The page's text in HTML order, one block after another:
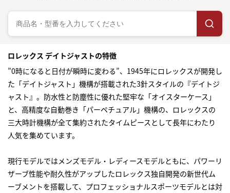
ロレックス デイトジャストの特徴
”0時になると日付が瞬時に変わる”、1945年にロレックスが開発し
た「デイトジャスト」機構が搭載された3針スタイルの『デイトジ
ャスト』。防水性と防塵性に優れた堅牢な「オイスターケース」
と、高精度な自動巻き「パーペチュアル」機構の、ロレックスの
三大時計機構が全て集約されたタイムピースとして長年にわたり
人気を集めています。
現行モデルではメンズモデル・レディースモデルともに、パワーリ
ザーブ性能や耐久性がアップしたロレックス独自開発の新世代ム
ーブメントを搭載して、プロフェッショナルスポーツモデルとは対